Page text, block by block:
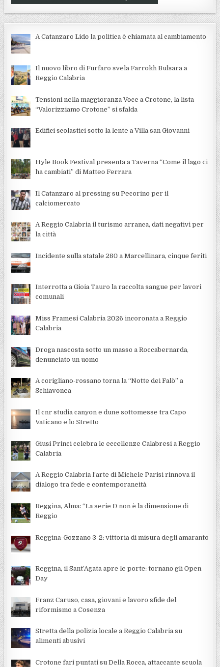
A Catanzaro Lido la politica è chiamata al cambiamento
Il nuovo libro di Furfaro svela Farrokh Bulsara a
Reggio Calabria
Tensioni nella maggioranza Voce a Crotone, la lista
“Valorizziamo Crotone” si sfalda
Edifici scolastici sotto la lente a Villa san Giovanni
Hyle Book Festival presenta a Taverna “Come il lago ci
ha cambiati” di Matteo Ferrara
Il Catanzaro al pressing su Pecorino per il
calciomercato
A Reggio Calabria il turismo arranca, dati negativi per
la città
Incidente sulla statale 280 a Marcellinara, cinque feriti
Interrotta a Gioia Tauro la raccolta sangue per lavori
comunali
Miss Framesi Calabria 2026 incoronata a Reggio
Calabria
Droga nascosta sotto un masso a Roccabernarda,
denunciato un uomo
A corigliano-rossano torna la “Notte dei Falò” a
Schiavonea
Il cnr studia canyon e dune sottomesse tra Capo
Vaticano e lo Stretto
Giusi Princi celebra le eccellenze Calabresi a Reggio
Calabria
A Reggio Calabria l’arte di Michele Parisi rinnova il
dialogo tra fede e contemporaneità
Reggina, Alma: “La serie D non è la dimensione di
Reggio
Reggina-Gozzano 3-2: vittoria di misura degli amaranto
Reggina, il Sant’Agata apre le porte: tornano gli Open
Day
Franz Caruso, casa, giovani e lavoro sfide del
riformismo a Cosenza
Stretta della polizia locale a Reggio Calabria su
alimenti abusivi
Crotone fari puntati su Della Rocca, attaccante scuola